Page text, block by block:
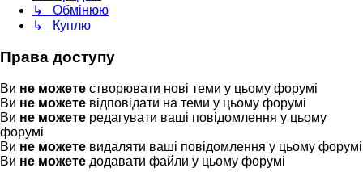
↳ Обмінюю
↳ Куплю
Права доступу
Ви не можете створювати нові теми у цьому форумі
Ви не можете відповідати на теми у цьому форумі
Ви не можете редагувати ваші повідомлення у цьому
форумі
Ви не можете видаляти ваші повідомлення у цьому форумі
Ви не можете додавати файли у цьому форумі